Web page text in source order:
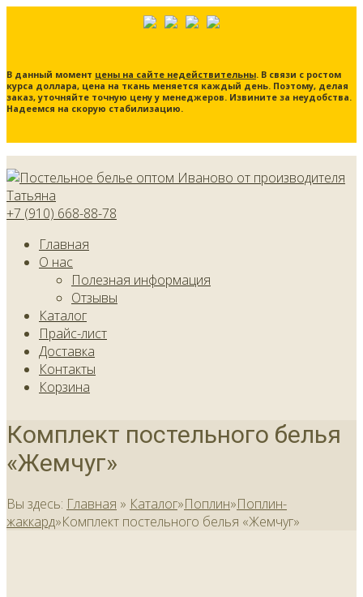
В данный момент цены на сайте недействительны. В связи с ростом
курса доллара, цена на ткань меняется каждый день. Поэтому, делая
заказ, уточняйте точную цену у менеджеров. Извините за неудобства.
Надеемся на скорую стабилизацию.
+7 (910) 668-88-78
Главная
О нас
Полезная информация
Отзывы
Каталог
Прайс-лист
Доставка
Контакты
Корзина
Комплект постельного белья
«Жемчуг»
Вы здесь: Главная » Каталог»Поплин»Поплин-
жаккард»Комплект постельного белья «Жемчуг»